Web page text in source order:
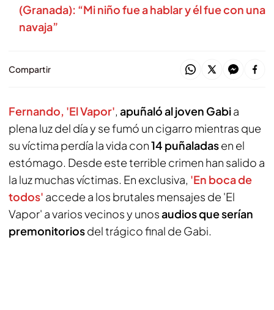
(Granada): “Mi niño fue a hablar y él fue con una
navaja”
Compartir
Fernando, 'El Vapor', apuñaló al joven Gabia
plena luz del día y se fumó un cigarro mientras que
su víctima perdía la vida con14 puñaladasen el
estómago. Desde este terrible crimen han salido a
la luz muchas víctimas. En exclusiva, 'En boca de
todos' accede a los brutales mensajes de 'El
Vapor' a varios vecinos y unosaudios que serían
premonitoriosdel trágico final de Gabi.